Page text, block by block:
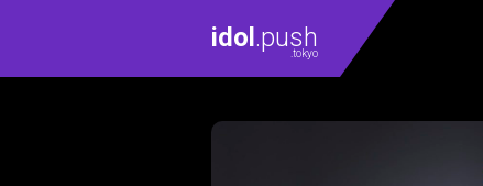
idol .push
.tokyo